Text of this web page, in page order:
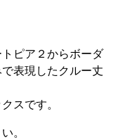
ピア２からボーダ
表現したクルー丈
スです。
。